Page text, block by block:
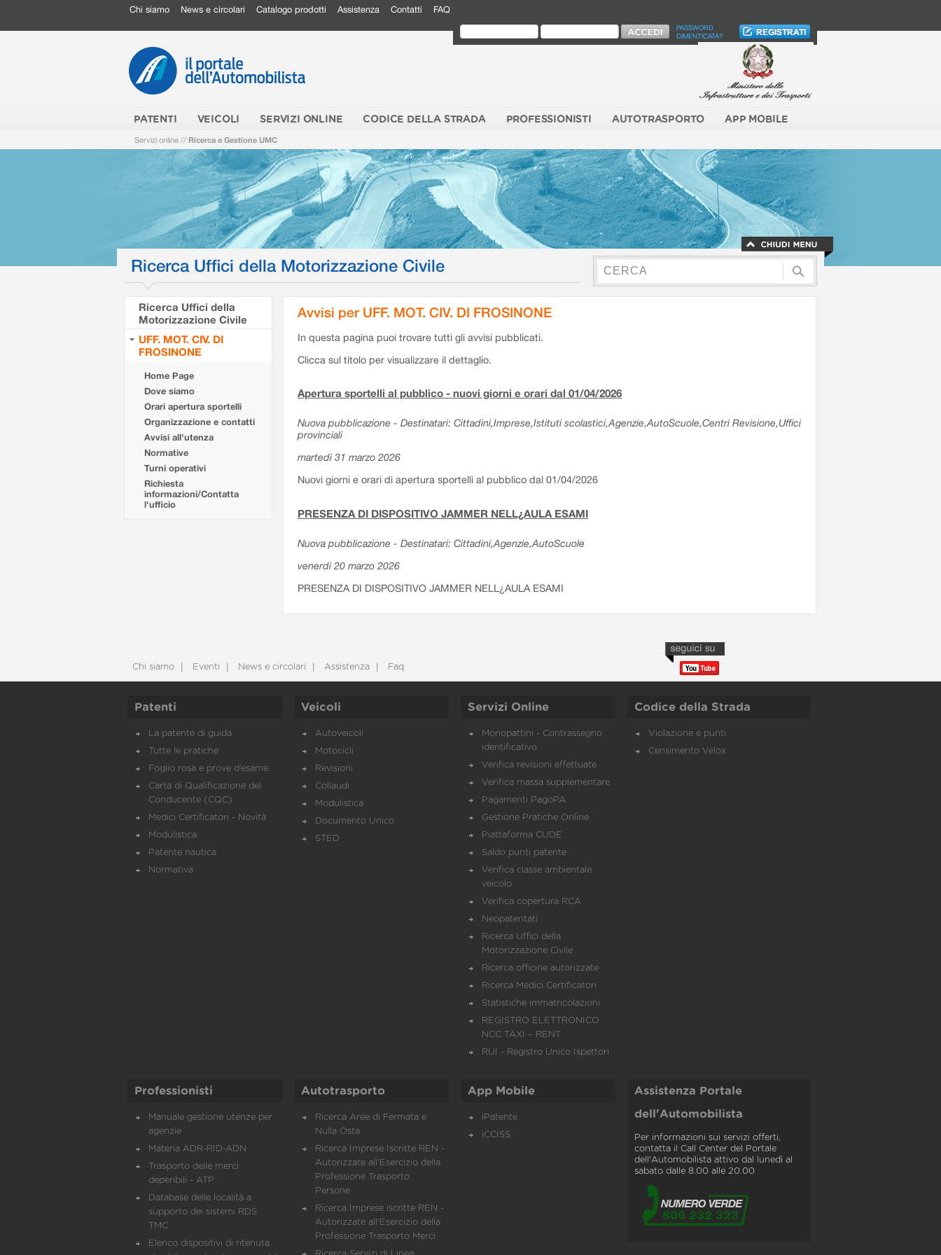
Chi siamo News e circolari Catalogo prodotti Assistenza Contatti FAQ
PASSWORD
DIMENTICATA?
PATENTI VEICOLI SERVIZI ONLINE CODICE DELLA STRADA PROFESSIONISTI AUTOTRASPORTO APP MOBILE
Servizi online // Ricerca e Gestione UMC
Ricerca Uffici della Motorizzazione Civile
Ricerca Uffici della
Motorizzazione Civile
UFF. MOT. CIV. DI
FROSINONE
Home Page
Dove siamo
Orari apertura sportelli
Organizzazione e contatti
Avvisi all'utenza
Normative
Turni operativi
Richiesta
informazioni/Contatta
l'ufficio
Avvisi per UFF. MOT. CIV. DI FROSINONE
In questa pagina puoi trovare tutti gli avvisi pubblicati.
Clicca sul titolo per visualizzare il dettaglio.
Apertura sportelli al pubblico - nuovi giorni e orari dal 01/04/2026
Nuova pubblicazione - Destinatari: Cittadini,Imprese,Istituti scolastici,Agenzie,AutoScuole,Centri Revisione,Uffici
provinciali
martedì 31 marzo 2026
Nuovi giorni e orari di apertura sportelli al pubblico dal 01/04/2026
PRESENZA DI DISPOSITIVO JAMMER NELL¿AULA ESAMI
Nuova pubblicazione - Destinatari: Cittadini,Agenzie,AutoScuole
venerdì 20 marzo 2026
PRESENZA DI DISPOSITIVO JAMMER NELL¿AULA ESAMI
Chi siamo Eventi News e circolari Assistenza Faq
Patenti
La patente di guida
Tutte le pratiche
Foglio rosa e prove d’esame
Carta di Qualificazione del
Conducente (CQC)
Medici Certificatori - Novità
Modulistica
Patente nautica
Normativa
Veicoli
Autoveicoli
Motocicli
Revisioni
Collaudi
Modulistica
Documento Unico
STED
Servizi Online
Monopattini - Contrassegno
identificativo
Verifica revisioni effettuate
Verifica massa supplementare
Pagamenti PagoPA
Gestione Pratiche Online
Piattaforma CUDE
Saldo punti patente
Verifica classe ambientale
veicolo
Verifica copertura RCA
Neopatentati
Ricerca Uffici della
Motorizzazione Civile
Ricerca officine autorizzate
Ricerca Medici Certificatori
Statistiche immatricolazioni
REGISTRO ELETTRONICO
NCC TAXI – RENT
RUI - Registro Unico Ispettori
Codice della Strada
Violazione e punti
Censimento Velox
Professionisti
Manuale gestione utenze per
agenzie
Materia ADR-RID-ADN
Trasporto delle merci
deperibili - ATP
Database delle località a
supporto dei sistemi RDS
TMC
Elenco dispositivi di ritenuta
Autotrasporto
Ricerca Aree di Fermata e
Nulla Osta
Ricerca Imprese Iscritte REN -
Autorizzate all'Esercizio della
Professione Trasporto
Persone
Ricerca Imprese iscritte REN -
Autorizzate all'Esercizio della
Professione Trasporto Merci
App Mobile
iPatente
iCCISS
Assistenza Portale
dell'Automobilista
Per informazioni sui servizi offerti,
contatta il Call Center del Portale
dell'Automobilista attivo dal lunedì al
sabato dalle 8.00 alle 20.00